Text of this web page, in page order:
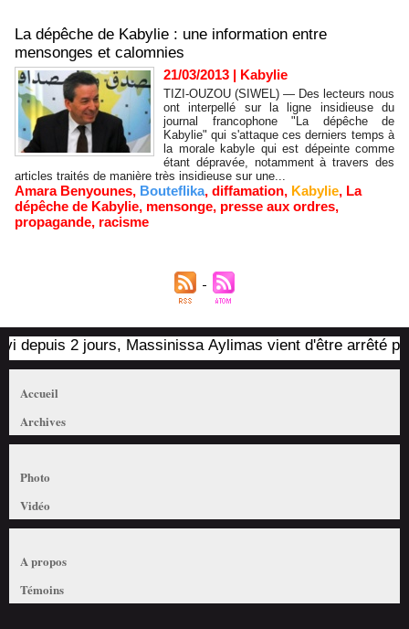
La dépêche de Kabylie : une information entre
mensonges et calomnies
21/03/2013 | Kabylie
TIZI-OUZOU (SIWEL) — Des lecteurs nous
ont interpellé sur la ligne insidieuse du
journal francophone "La dépêche de
Kabylie" qui s'attaque ces derniers temps à
la morale kabyle qui est dépeinte comme
étant dépravée, notamment à travers des
articles traités de manière très insidieuse sur une...
Amara Benyounes, Bouteflika, diffamation, Kabylie, La
dépêche de Kabylie, mensonge, presse aux ordres,
propagande, racisme
2 jours, Massinissa Aylimas vient d'être arrêté par
Accueil
Archives
Photo
Vidéo
A propos
Témoins